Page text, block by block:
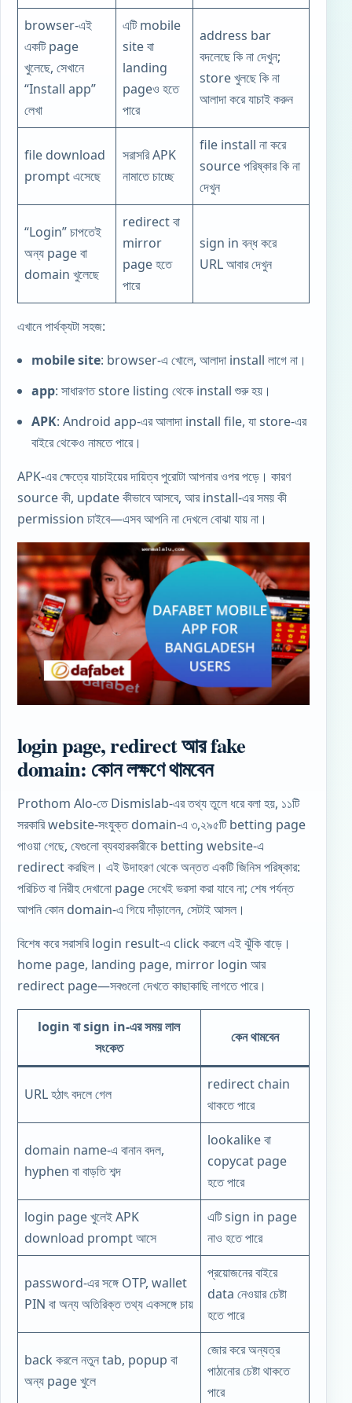
browser-এই
একটি page
খুলেছে, সেখানে
“Install app”
লেখা
এটি mobile
site বা
landing
pageও হতে
পারে
address bar
বদলেছে কি না দেখুন;
store খুলছে কি না
আলাদা করে যাচাই করুন
file download
prompt এসেছে
সরাসরি APK
নামাতে চাচ্ছে
file install না করে
source পরিষ্কার কি না
দেখুন
“Login” চাপতেই
অন্য page বা
domain খুলেছে
redirect বা
mirror
page হতে
পারে
sign in বন্ধ করে
URL আবার দেখুন
এখানে পার্থক্যটা সহজ:
mobile site: browser-এ খোলে, আলাদা install লাগে না।
app: সাধারণত store listing থেকে install শুরু হয়।
APK: Android app-এর আলাদা install file, যা store-এর
বাইরে থেকেও নামতে পারে।
APK-এর ক্ষেত্রে যাচাইয়ের দায়িত্ব পুরোটা আপনার ওপর পড়ে। কারণ
source কী, update কীভাবে আসবে, আর install-এর সময় কী
permission চাইবে—এসব আপনি না দেখলে বোঝা যায় না।
login page, redirect আর fake
domain: কোন লক্ষণে থামবেন
Prothom Alo-তে Dismislab-এর তথ্য তুলে ধরে বলা হয়, ১১টি
সরকারি website-সংযুক্ত domain-এ ৩,২৯৫টি betting page
পাওয়া গেছে, যেগুলো ব্যবহারকারীকে betting website-এ
redirect করছিল। এই উদাহরণ থেকে অন্তত একটি জিনিস পরিষ্কার:
পরিচিত বা নিরীহ দেখানো page দেখেই ভরসা করা যাবে না; শেষ পর্যন্ত
আপনি কোন domain-এ গিয়ে দাঁড়ালেন, সেটাই আসল।
বিশেষ করে সরাসরি login result-এ click করলে এই ঝুঁকি বাড়ে।
home page, landing page, mirror login আর
redirect page—সবগুলো দেখতে কাছাকাছি লাগতে পারে।
login বা sign in-এর সময় লাল
সংকেত
কেন থামবেন
URL হঠাৎ বদলে গেল
redirect chain
থাকতে পারে
domain name-এ বানান বদল,
hyphen বা বাড়তি শব্দ
lookalike বা
copycat page
হতে পারে
login page খুলেই APK
download prompt আসে
এটি sign in page
নাও হতে পারে
password-এর সঙ্গে OTP, wallet
PIN বা অন্য অতিরিক্ত তথ্য একসঙ্গে চায়
প্রয়োজনের বাইরে
data নেওয়ার চেষ্টা
হতে পারে
back করলে নতুন tab, popup বা
অন্য page খুলে
জোর করে অন্যত্র
পাঠানোর চেষ্টা থাকতে
পারে